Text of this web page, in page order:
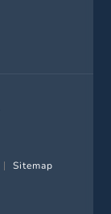
Sitemap